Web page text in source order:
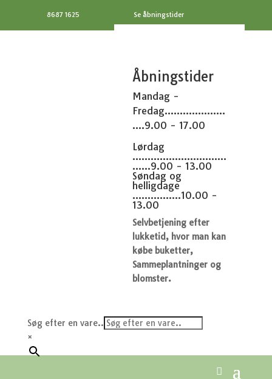
8687 1625 Se åbningstider
Åbningstider
Mandag -
Fredag....................
....9.00 - 17.00
Lørdag
...............................
......9.00 - 13.00
Søndag og
helligdage
................10.00 -
13.00
Selvbetjening efter
lukketid, hvor man kan
købe buketter,
Sammeplantninger og
blomster.
Søg efter en vare..
×